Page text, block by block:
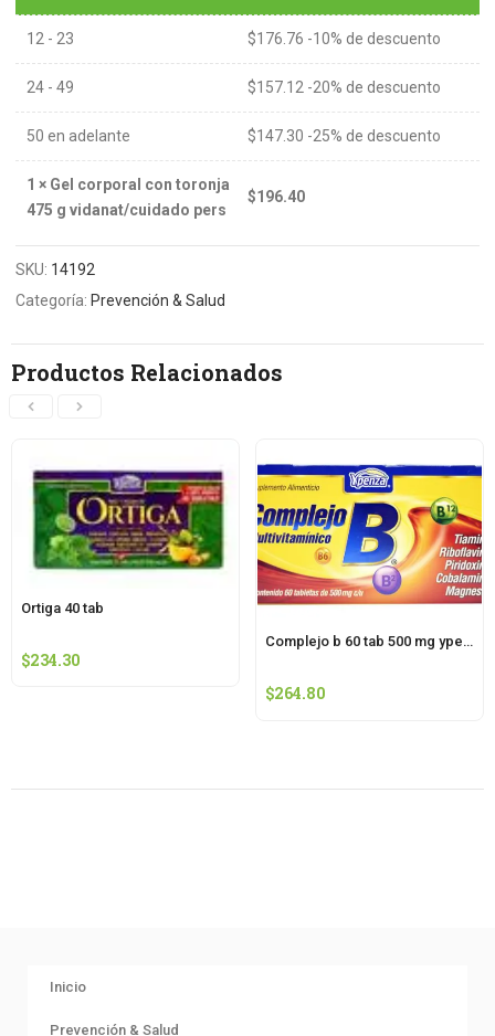
12 - 23 $176.76 -10% de descuento
24 - 49 $157.12 -20% de descuento
50 en adelante $147.30 -25% de descuento
1 × Gel corporal con toronja
475 g vidanat/cuidado pers
$196.40
SKU: 14192
Categoría: Prevención & Salud
Productos Relacionados
Ortiga 40 tab
$234.30
Complejo b 60 tab 500 mg ypenza
$264.80
Inicio
Prevención & Salud